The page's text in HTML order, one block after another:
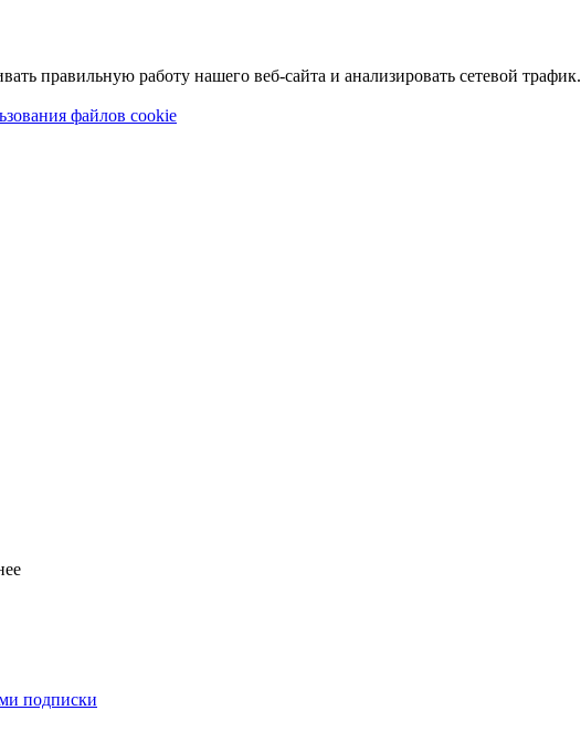
правильную работу нашего веб-сайта и анализировать сетевой трафик.
файлов cookie
подписки